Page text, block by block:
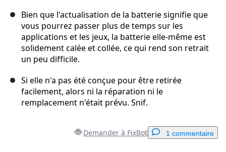
Bien que l'actualisation de la batterie signifie que
vous pourrez passer plus de temps sur les
applications et les jeux, la batterie elle-même est
solidement calée et collée, ce qui rend son retrait
un peu difficile.
Si elle n'a pas été conçue pour être retirée
facilement, alors ni la réparation ni le
remplacement n'était prévu. Snif.
Demander à FixBot 1 commentaire